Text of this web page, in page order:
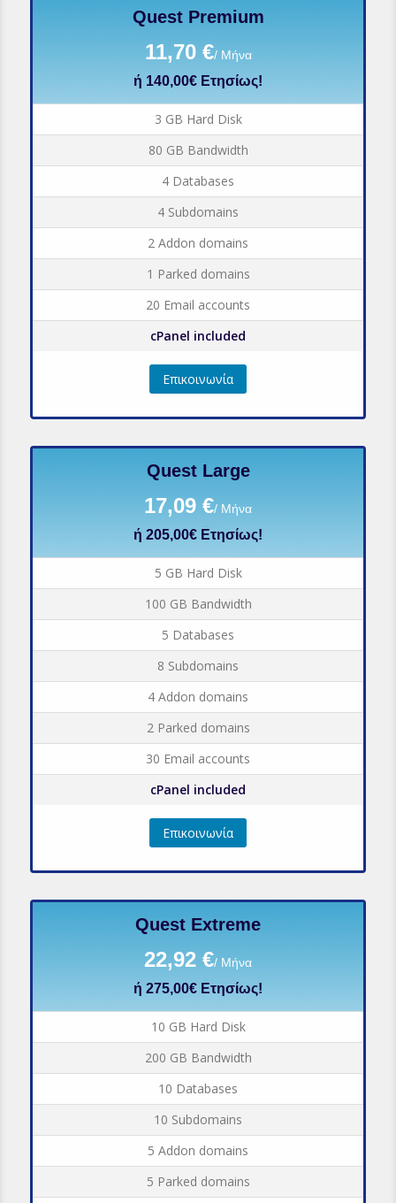
Quest Premium
11,70 €/ Μήνα
ή 140,00€ Ετησίως!
3 GB Hard Disk
80 GB Bandwidth
4 Databases
4 Subdomains
2 Addon domains
1 Parked domains
20 Email accounts
cPanel included
Επικοινωνία
Quest Large
17,09 €/ Μήνα
ή 205,00€ Ετησίως!
5 GB Hard Disk
100 GB Bandwidth
5 Databases
8 Subdomains
4 Addon domains
2 Parked domains
30 Email accounts
cPanel included
Επικοινωνία
Quest Extreme
22,92 €/ Μήνα
ή 275,00€ Ετησίως!
10 GB Hard Disk
200 GB Bandwidth
10 Databases
10 Subdomains
5 Addon domains
5 Parked domains